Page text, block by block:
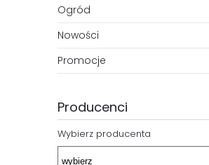
Ogród
Nowości
Promocje
Producenci
Wybierz producenta